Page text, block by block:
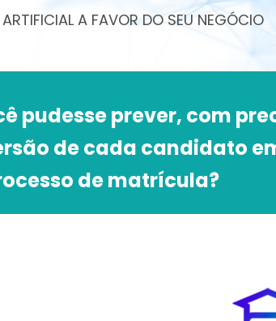
A FAVOR DO SEU NEGÓCIO
pudesse prever, com
de cada candidato
de matrícula?